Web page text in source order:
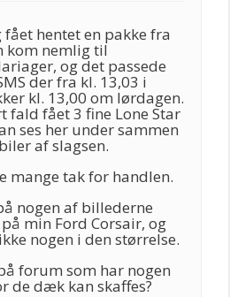
hentet en pakke fra
kom nemlig til
og det passede
der fra kl. 13,03 i
kl. 13,00 om lørdagen.
fald fået 3 fine Lone Star
ses her under sammen
af slagsen.
mange tak for handlen.
nogen af billederne
min Ford Corsair, og
nogen i den størrelse.
forum som har nogen
de dæk kan skaffes?